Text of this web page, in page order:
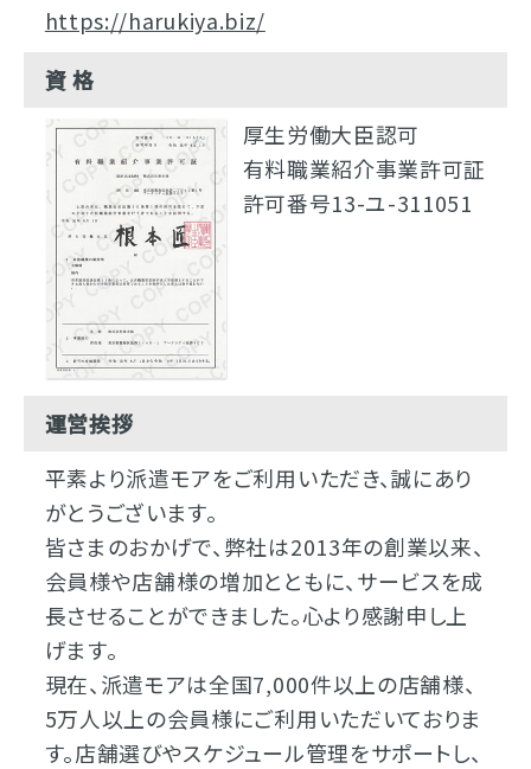
https://harukiya.biz/
資 格
厚生労働大臣認可
有料職業紹介事業許可証
許可番号13-ユ-311051
運営挨拶
平素より派遣モアをご利用いただき、誠にあり
がとうございます。
皆さまのおかげで、弊社は2013年の創業以来、
会員様や店舗様の増加とともに、サービスを成
長させることができました。心より感謝申し上
げます。
現在、派遣モアは全国7,000件以上の店舗様、
5万人以上の会員様にご利用いただいておりま
す。店舗選びやスケジュール管理をサポートし、